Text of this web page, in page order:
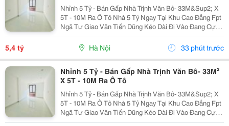
Nhỉnh 5 Tỷ - Bán Gấp Nhà Trịnh Văn Bô- 33M&Sup2; X
5T - 10M Ra Ô Tô Nhà 5 Tỷ Ngay Tại Khu Cao Đẳng Fpt
Ngã Tư Giao Văn Tiến Dũng Kéo Dài Đi Vào Đang Cực
Kỳ Đẹp. Căn Này Lại Có 5 Tầng, Gần Ô Tô, Gần Phố Và
5,4 tỷ Hà Nội 33 phút trước
Nhỉnh 5 Tỷ - Bán Gấp Nhà Trịnh Văn Bô- 33M²
X 5T - 10M Ra Ô Tô
Nhỉnh 5 Tỷ - Bán Gấp Nhà Trịnh Văn Bô- 33M&Sup2; X
5T - 10M Ra Ô Tô Nhà 5 Tỷ Ngay Tại Khu Cao Đẳng Fpt
Ngã Tư Giao Văn Tiến Dũng Kéo Dài Đi Vào Đang Cực
Kỳ Đẹp. Căn Này Lại Có 5 Tầng, Gần Ô Tô, Gần Phố Và